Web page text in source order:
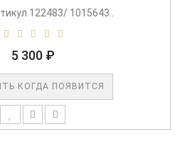
122483/ 1015643..
5 300 ₽
КОГДА ПОЯВИТСЯ